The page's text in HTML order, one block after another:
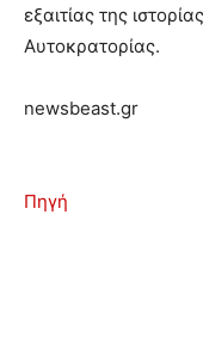
εξαιτίας της
Αυτοκρατορίας.
newsbeast.gr
Πηγή